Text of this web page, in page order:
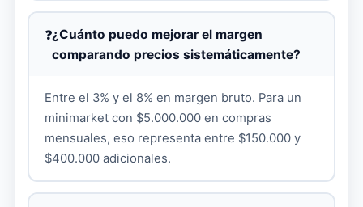
¿Cuánto puedo mejorar el margen
comparando precios sistemáticamente?
Entre el 3% y el 8% en margen bruto. Para un
minimarket con $5.000.000 en compras
mensuales, eso representa entre $150.000 y
$400.000 adicionales.